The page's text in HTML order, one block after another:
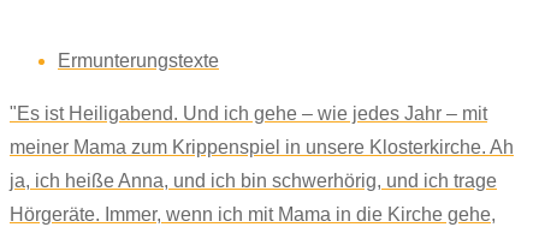
Ermunterungstexte
"Es ist Heiligabend. Und ich gehe – wie jedes Jahr – mit
meiner Mama zum Krippenspiel in unsere Klosterkirche. Ah
ja, ich heiße Anna, und ich bin schwerhörig, und ich trage
Hörgeräte. Immer, wenn ich mit Mama in die Kirche gehe,